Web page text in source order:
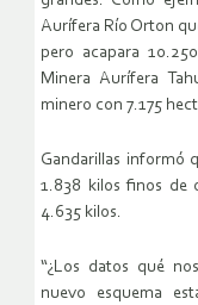
Aurífera Río Orton
pero acapara
Minera Aurífera
minero con 7.175
Gandarillas informó
1.838 kilos finos de
4.635 kilos.
“¿Los datos qué
nuevo esquema